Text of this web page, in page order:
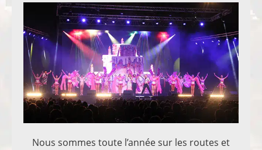
Nous sommes toute l’année sur les routes et